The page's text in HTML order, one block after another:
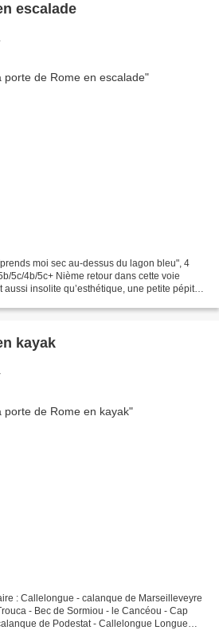
escalade
moi sec au-dessus du lagon bleu", 4
5c/4b/5c+ Nième retour dans cette voie
insolite qu’esthétique, une petite pépite
kayak
: Callelongue - calanque de Marseilleveyre
- Bec de Sormiou - le Cancéou - Cap
de Podestat - Callelongue Longue